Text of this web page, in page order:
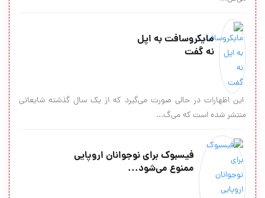
مایکروسافت به اپل
نه گفت
این اظهارات در حالی صورت می‌گیرد که از یک سال گذشته شایعاتی
منتشر شده است که می‌گ...
فیسبوک برای نوجوانان اروپایی
ممنوع می‌شود...